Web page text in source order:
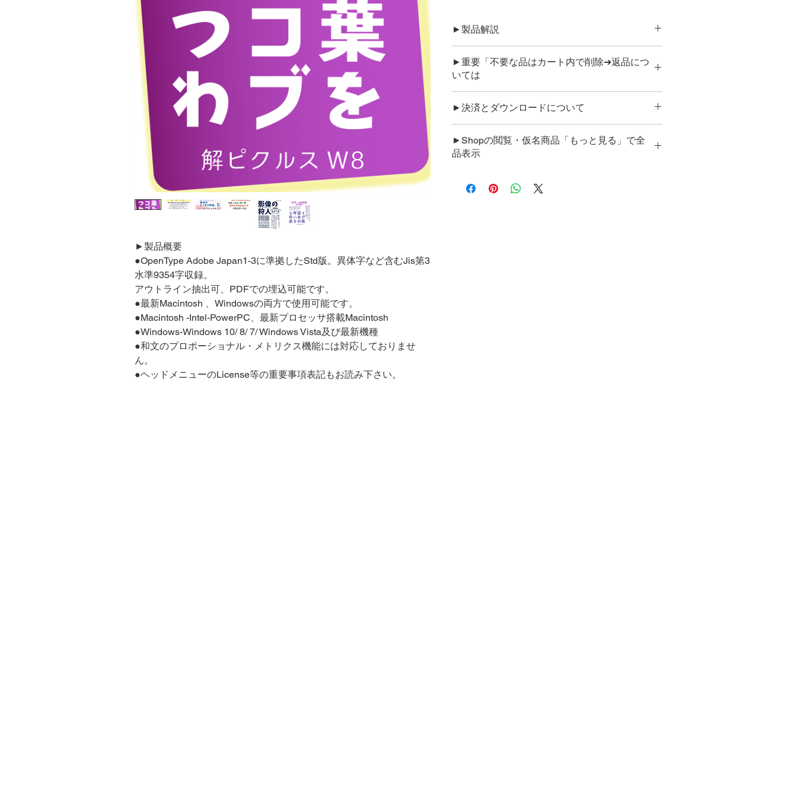
►製品概要
●OpenType Adobe Japan1-3に準拠したStd版。異体字など含むJis第3
水準9354字収録。
アウトライン抽出可、PDFでの埋込可能です。
●最新Macintosh 、Windowsの両方で使用可能です。
●Macintosh -Intel-PowerPC、最新プロセッサ搭載Macintosh
●Windows-Windows 10/ 8/ 7/ Windows Vista及び最新機種
●和文のプロポーショナル・メトリクス機能には対応しておりませ
ん。
●ヘッドメニューのLicense等の重要事項表記もお読み下さい。
►製品解説
あります。カジュアルな日常性があります。幾何的な仮
名文字は構成的デザイン誌面にも響き合うとおもいま
ん。
►重要「不要な品はカート内で削除➔返品につ
いては
削除できます。◉決済実行後は、ダウンロード商品の性
格上キャンセルできませんのでご了承下さい。●ご注文
は、ライセンス条項、製品概要など、ご了解いただいた
ものとして進めさせていただきます。お支払いのご都
合・ご希望等ございましたらお問い合わせください。ま
お願いいたします。
►決済とダウンロードについて
ます。
●お支払を頂きますと、お支払い完了ページと注文確認
►Shopの閲覧・仮名商品「もっと見る」で全
品表示
す。